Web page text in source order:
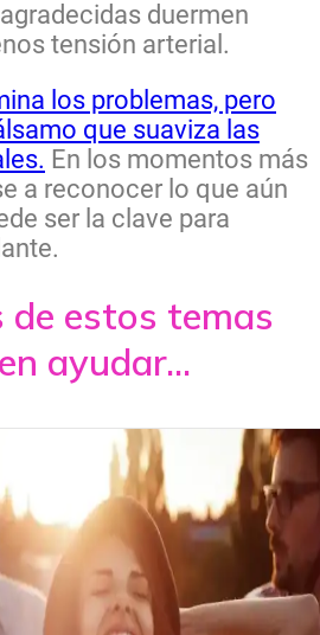
duermen
tensión arterial.
los problemas, pero
que suaviza las
En los momentos más
a reconocer lo que aún
ser la clave para
de estos temas
ayudar...